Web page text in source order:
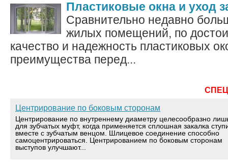
Пластиковые окна и уход
Сравнительно недавно
жилых помещений, по
качество и надежность пластиковых
преимущества перед...
Центрирование по боковым сторонам
Центрирование по внутреннему диаметру целесообразно
для зубчатых муфт, когда применяется сплошная закалка
вместе с зубчатым венцом. Шлицевое соединение способно
самоцентрироваться. Центрированием по боковым сторонам
выступов улучшают...